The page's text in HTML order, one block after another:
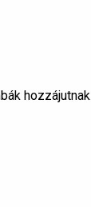
hozzájutnak